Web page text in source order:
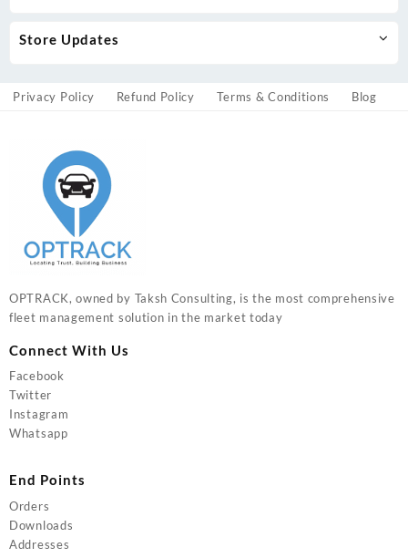
Store Updates
Privacy Policy Refund Policy Terms & Conditions Blog
OPTRACK, owned by Taksh Consulting, is the most comprehensive
fleet management solution in the market today
Connect With Us
Facebook
Twitter
Instagram
Whatsapp
End Points
Orders
Downloads
Addresses